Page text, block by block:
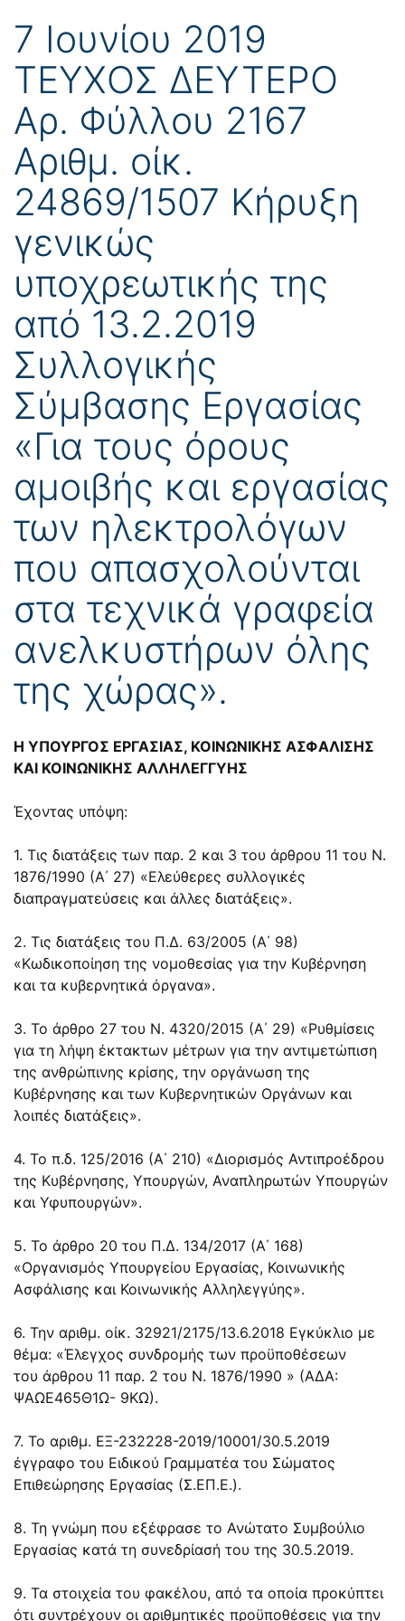
7 Ιουνίου 2019
ΤΕΥΧΟΣ ΔΕΥΤΕΡΟ
Αρ. Φύλλου 2167
Αριθμ. οίκ.
24869/1507 Κήρυξη
γενικώς
υποχρεωτικής της
από 13.2.2019
Συλλογικής
Σύμβασης Εργασίας
«Για τους όρους
αμοιβής και εργασίας
των ηλεκτρολόγων
που απασχολούνται
στα τεχνικά γραφεία
ανελκυστήρων όλης
της χώρας».
Η ΥΠΟΥΡΓΟΣ ΕΡΓΑΣΙΑΣ, ΚΟΙΝΩΝΙΚΗΣ ΑΣΦΑΛΙΣΗΣ
ΚΑΙ ΚΟΙΝΩΝΙΚΗΣ ΑΛΛΗΛΕΓΓΥΗΣ
Έχοντας υπόψη:
1. Τις διατάξεις των παρ. 2 και 3 του άρθρου 11 του N.
1876/1990 (Α΄ 27) «Ελεύθερες συλλογικές
διαπραγματεύσεις και άλλες διατάξεις».
2. Τις διατάξεις του Π.Δ. 63/2005 (Α΄ 98)
«Κωδικοποίηση της νομοθεσίας για την Κυβέρνηση
και τα κυβερνητικά όργανα».
3. Το άρθρο 27 του Ν. 4320/2015 (Α΄ 29) «Ρυθμίσεις
για τη λήψη έκτακτων μέτρων για την αντιμετώπιση
της ανθρώπινης κρίσης, την οργάνωση της
Κυβέρνησης και των Κυβερνητικών Οργάνων και
λοιπές διατάξεις».
4. Το π.δ. 125/2016 (Α΄ 210) «Διορισμός Αντιπροέδρου
της Κυβέρνησης, Υπουργών, Αναπληρωτών Υπουργών
και Υφυπουργών».
5. Το άρθρο 20 του Π.Δ. 134/2017 (Α΄ 168)
«Οργανισμός Υπουργείου Εργασίας, Κοινωνικής
Ασφάλισης και Κοινωνικής Αλληλεγγύης».
6. Την αριθμ. οίκ. 32921/2175/13.6.2018 Εγκύκλιο με
θέμα: «Έλεγχος συνδρομής των προϋποθέσεων
του άρθρου 11 παρ. 2 του Ν. 1876/1990 » (ΑΔΑ:
ΨΑΩΕ465Θ1Ω- 9ΚΩ).
7. Το αριθμ. ΕΞ-232228-2019/10001/30.5.2019
έγγραφο του Ειδικού Γραμματέα του Σώματος
Επιθεώρησης Εργασίας (Σ.ΕΠ.Ε.).
8. Τη γνώμη που εξέφρασε το Ανώτατο Συμβούλιο
Εργασίας κατά τη συνεδρίασή του της 30.5.2019.
9. Τα στοιχεία του φακέλου, από τα οποία προκύπτει
ότι συντρέχουν οι αριθμητικές προϋποθέσεις για την